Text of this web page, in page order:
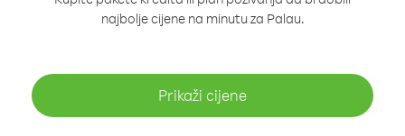
najbolje cijene na minutu za Palau.
Prikaži cijene